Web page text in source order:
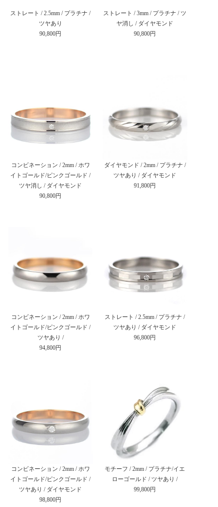
ストレート / 2.5mm / プラチナ /
ツヤあり
90,800円
ダイヤモンド / 2mm / プラチナ /
ツヤあり / ダイヤモンド
91,800円
ストレート / 3mm / プラチナ / ツ
ヤ消し / ダイヤモンド
90,800円
ストレート / 2.5mm / プラチナ /
ツヤあり / ダイヤモンド
96,800円
コンビネーション / 2mm / ホワ
イトゴールド/ピンクゴールド /
ツヤ消し / ダイヤモンド
90,800円
コンビネーション / 2mm / ホワ
イトゴールド/ピンクゴールド /
ツヤあり /
94,800円
モチーフ / 2mm / プラチナ/イエ
ローゴールド / ツヤあり /
99,800円
コンビネーション / 2mm / ホワ
イトゴールド/ピンクゴールド /
ツヤあり / ダイヤモンド
98,800円